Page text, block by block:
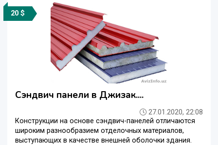
20 $
Сэндвич панели в Джизак....
27.01.2020, 22:08
Конструкции на основе сэндвич-панелей отличаются
широким разнообразием отделочных материалов,
выступающих в качестве внешней оболочки здания.